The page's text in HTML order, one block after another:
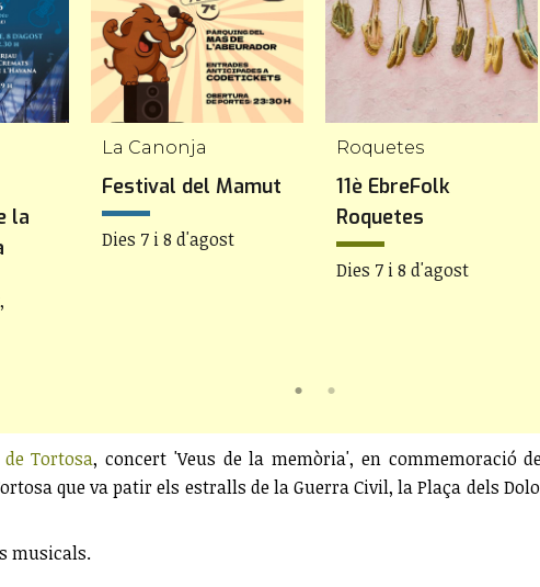
la
La Canonja
Festival del Mamut
Dies 7 i 8 d'agost
Roquetes
11è EbreFolk
Roquetes
Dies 7 i 8 d'agost
Tortosa, concert 'Veus de la memòria', en commemoració
que va patir els estralls de la Guerra Civil, la Plaça dels
musicals.